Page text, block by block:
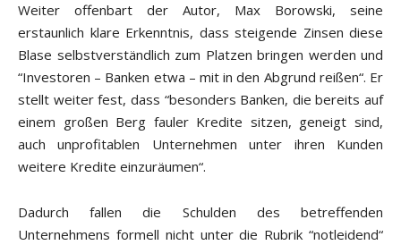
Weiter offenbart der Autor, Max Borowski, seine
erstaunlich klare Erkenntnis, dass steigende Zinsen diese
Blase selbstverständlich zum Platzen bringen werden und
“Investoren – Banken etwa – mit in den Abgrund reißen“. Er
stellt weiter fest, dass “besonders Banken, die bereits auf
einem großen Berg fauler Kredite sitzen, geneigt sind,
auch unprofitablen Unternehmen unter ihren Kunden
weitere Kredite einzuräumen“.
Dadurch fallen die Schulden des betreffenden
Unternehmens formell nicht unter die Rubrik “notleidend“